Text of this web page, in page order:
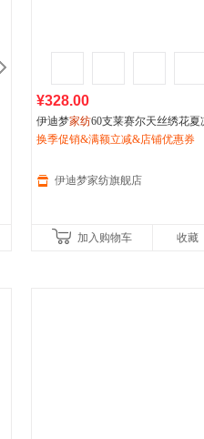
¥328.00
伊迪梦家纺60支莱赛尔天丝绣花夏
被夏被柔软清凉被芯被子裸睡被单
换季促销&满额立减&店铺优惠券
伊迪梦家纺旗舰店
加入购物车 收藏